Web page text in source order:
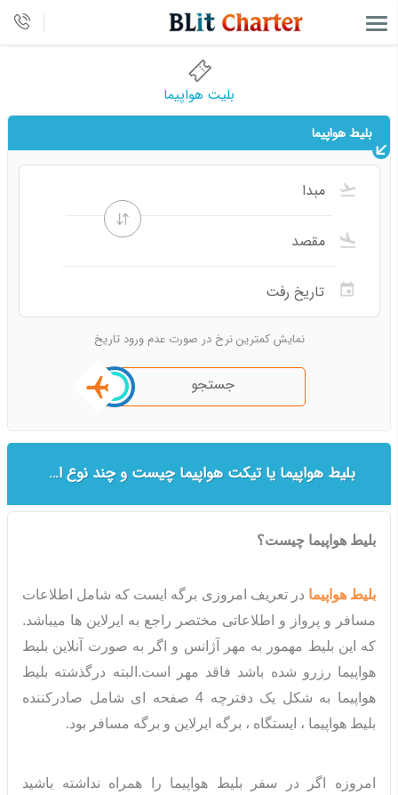
بلیت هواپیما
بلیط هواپیما
نمایش کمترین نرخ در صورت عدم ورود تاریخ
جستجو
بلیط هواپیما یا تیکت هواپیما چیست و چند نوع است؟
بلیط هواپیما چیست؟
بلیط هواپیما در تعریف امروزی برگه ایست که شامل اطلاعات
مسافر و پرواز و اطلاعاتی مختصر راجع به ایرلاین ها میباشد.
که این بلیط مهمور به مهر آژانس و اگر به صورت آنلاین بلیط
هواپیما رزرو شده باشد فاقد مهر است.البته درگذشته بلیط
هواپیما به شکل یک دفترچه 4 صفحه ای شامل صادرکننده
بلیط هواپیما ، ایستگاه ، برگه ایرلاین و برگه مسافر بود.
امروزه اگر در سفر بلیط هواپیما را همراه نداشته باشید